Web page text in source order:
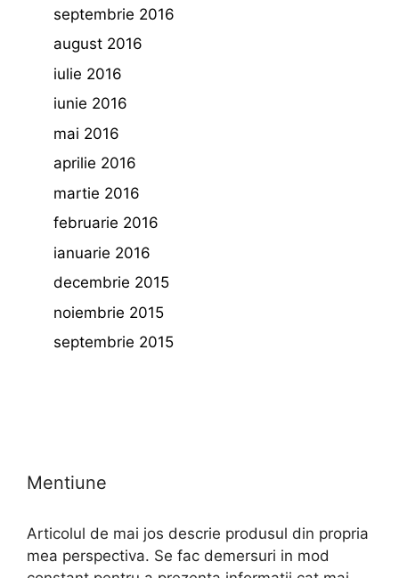
septembrie 2016
august 2016
iulie 2016
iunie 2016
mai 2016
aprilie 2016
martie 2016
februarie 2016
ianuarie 2016
decembrie 2015
noiembrie 2015
septembrie 2015
Mentiune
Articolul de mai jos descrie produsul din propria
mea perspectiva. Se fac demersuri in mod